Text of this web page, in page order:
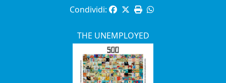
Condividi:
THE UNEMPLOYED